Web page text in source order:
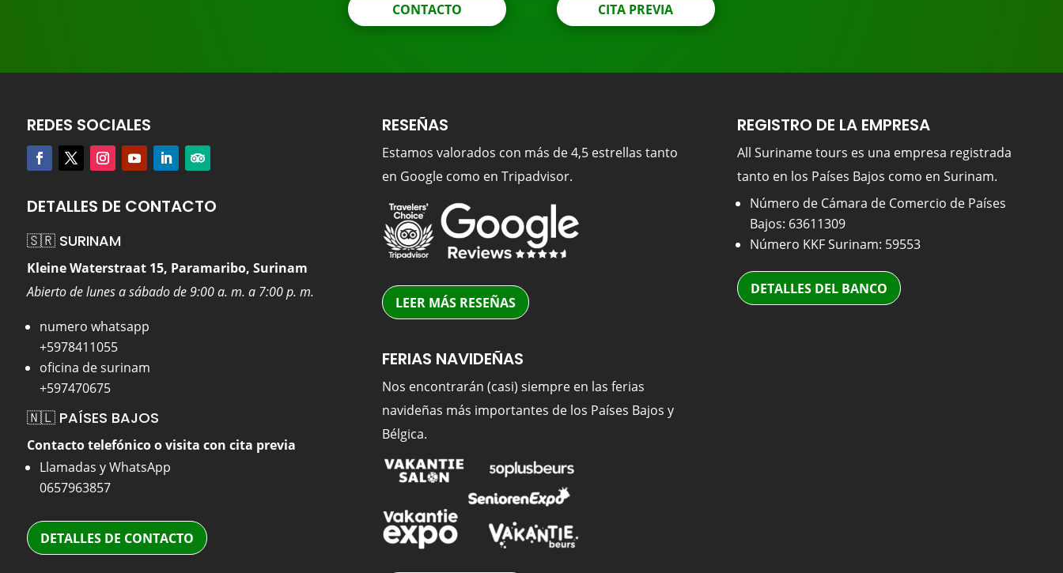
CONTACTO CITA PREVIA
REDES SOCIALES
DETALLES DE CONTACTO
🇸🇷 SURINAM
Kleine Waterstraat 15, Paramaribo, Surinam
Abierto de lunes a sábado de 9:00 a. m. a 7:00 p. m.
numero whatsapp
+5978411055
oficina de surinam
+597470675
🇳🇱 PAÍSES BAJOS
Contacto telefónico o visita con cita previa
Llamadas y WhatsApp
0657963857
DETALLES DE CONTACTO
RESEÑAS
Estamos valorados con más de 4,5 estrellas tanto
en Google como en Tripadvisor.
LEER MÁS RESEÑAS
FERIAS NAVIDEÑAS
Nos encontrarán (casi) siempre en las ferias
navideñas más importantes de los Países Bajos y
Bélgica.
REGISTRO DE LA EMPRESA
All Suriname tours es una empresa registrada
tanto en los Países Bajos como en Surinam.
Número de Cámara de Comercio de Países
Bajos: 63611309
Número KKF Surinam: 59553
DETALLES DEL BANCO